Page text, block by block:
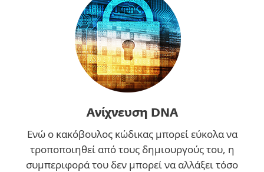
Ανίχνευση DNA
Ενώ ο κακόβουλος κώδικας μπορεί εύκολα να
τροποποιηθεί από τους δημιουργούς του, η
συμπεριφορά του δεν μπορεί να αλλάξει τόσο